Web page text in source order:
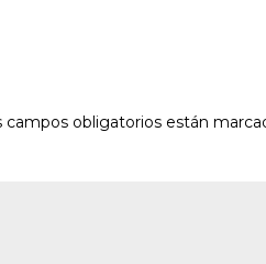
campos obligatorios están